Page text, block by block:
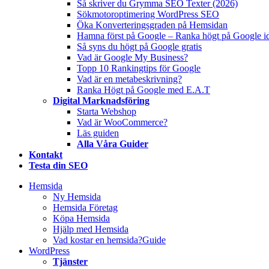
Så skriver du Grymma SEO Texter (2026)
Sökmotoroptimering WordPress SEO
Öka Konverteringsgraden på Hemsidan
Hamna först på Google – Ranka högt på Google
Så syns du högt på Google gratis
Vad är Google My Business?
Topp 10 Rankingtips för Google
Vad är en metabeskrivning?
Ranka Högt på Google med E.A.T
Digital Marknadsföring
Starta Webshop
Vad är WooCommerce?
Läs guiden
Alla Våra Guider
Kontakt
Testa din SEO
Hemsida
Ny Hemsida
Hemsida Företag
Köpa Hemsida
Hjälp med Hemsida
Vad kostar en hemsida?Guide
WordPress
Tjänster